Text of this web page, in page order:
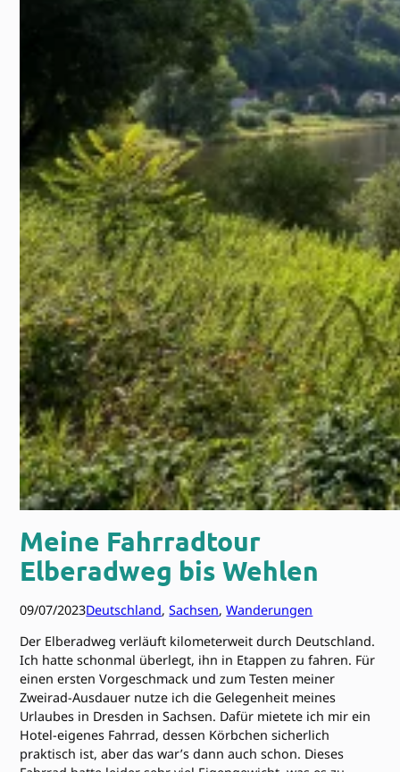
Meine Fahrradtour
Elberadweg bis Wehlen
09/07/2023Deutschland, Sachsen, Wanderungen
Der Elberadweg verläuft kilometerweit durch Deutschland.
Ich hatte schonmal überlegt, ihn in Etappen zu fahren. Für
einen ersten Vorgeschmack und zum Testen meiner
Zweirad-Ausdauer nutze ich die Gelegenheit meines
Urlaubes in Dresden in Sachsen. Dafür mietete ich mir ein
Hotel-eigenes Fahrrad, dessen Körbchen sicherlich
praktisch ist, aber das war’s dann auch schon. Dieses